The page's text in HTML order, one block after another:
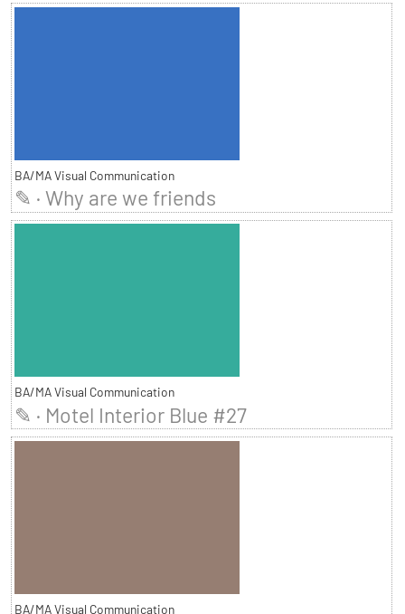
BA/MA Visual Communication
✎ · Why are we friends
BA/MA Visual Communication
✎ · Motel Interior Blue #27
BA/MA Visual Communication